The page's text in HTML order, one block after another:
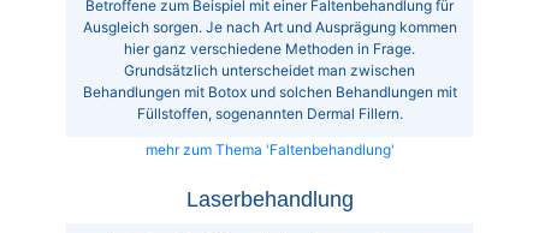
Betroffene zum Beispiel mit einer Faltenbehandlung für
Ausgleich sorgen. Je nach Art und Ausprägung kommen
hier ganz verschiedene Methoden in Frage.
Grundsätzlich unterscheidet man zwischen
Behandlungen mit Botox und solchen Behandlungen mit
Füllstoffen, sogenannten Dermal Fillern.
mehr zum Thema 'Faltenbehandlung'
Laserbehandlung